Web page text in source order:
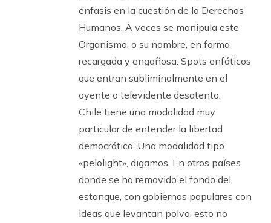
énfasis en la cuestión de lo Derechos
Humanos. A veces se manipula este
Organismo, o su nombre, en forma
recargada y engañosa. Spots enfáticos
que entran subliminalmente en el
oyente o televidente desatento.
Chile tiene una modalidad muy
particular de entender la libertad
democrática. Una modalidad tipo
«pelolight», digamos. En otros países
donde se ha removido el fondo del
estanque, con gobiernos populares con
ideas que levantan polvo, esto no